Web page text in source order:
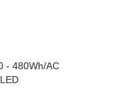
- 480Wh/AC